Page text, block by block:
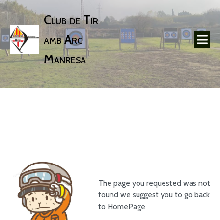
Club de Tir
amb Arc
Manresa
The page you requested was not
found we suggest you to go back
to HomePage